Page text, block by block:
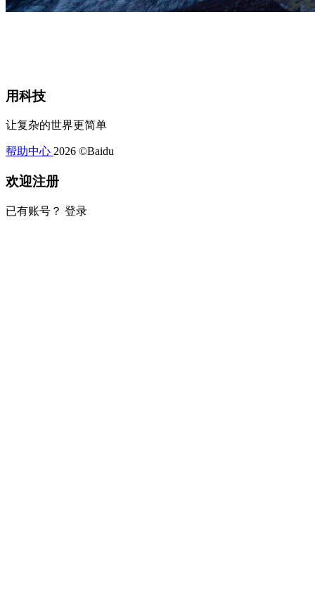
用科技
让复杂的世界更简单
帮助中心 2026 ©Baidu
欢迎注册
已有账号？ 登录